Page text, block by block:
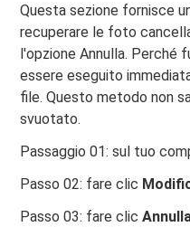
Questa sezione fornisce
recuperare le foto
l'opzione Annulla. Perché
essere eseguito
file. Questo metodo non
svuotato.
Passaggio 01: sul tuo
Passo 02: fare clic
Passo 03: fare clic